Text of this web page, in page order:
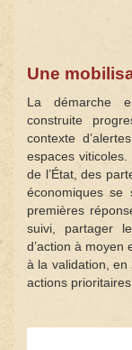
Une
La démarche
construite
contexte
espaces viticoles.
de l’État, des
économiques se
premières
suivi, partager
d’action à moyen
à la validation, en
actions